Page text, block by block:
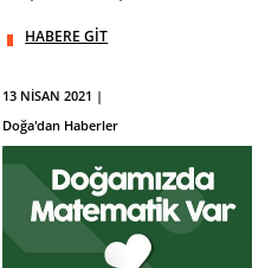
HABERE GİT
13 NİSAN 2021 |
Doğa'dan Haberler